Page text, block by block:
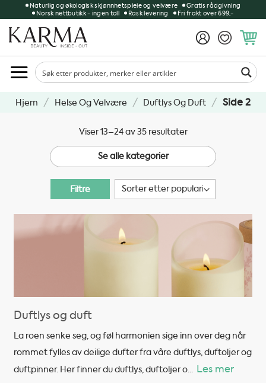
to
content
Naturlig og økologisk skjønnhetspleie og velvære
Gratis rådgivning
Norsk nettbutikk - ingen toll
Rask levering Fri frakt over 699,-
Hjem / Helse Og Velvære / Duftlys Og Duft / Side 2
Viser 13–24 av 35 resultaterSortert
etter
propularitet
Se alle kategorier
Filtre
Duftlys og duft
La roen senke seg, og føl harmonien sige inn over deg når
rommet fylles av deilige dufter fra våre duftlys, duftoljer og
duftpinner. Her finner du duftlys, duftoljer o... Les mer